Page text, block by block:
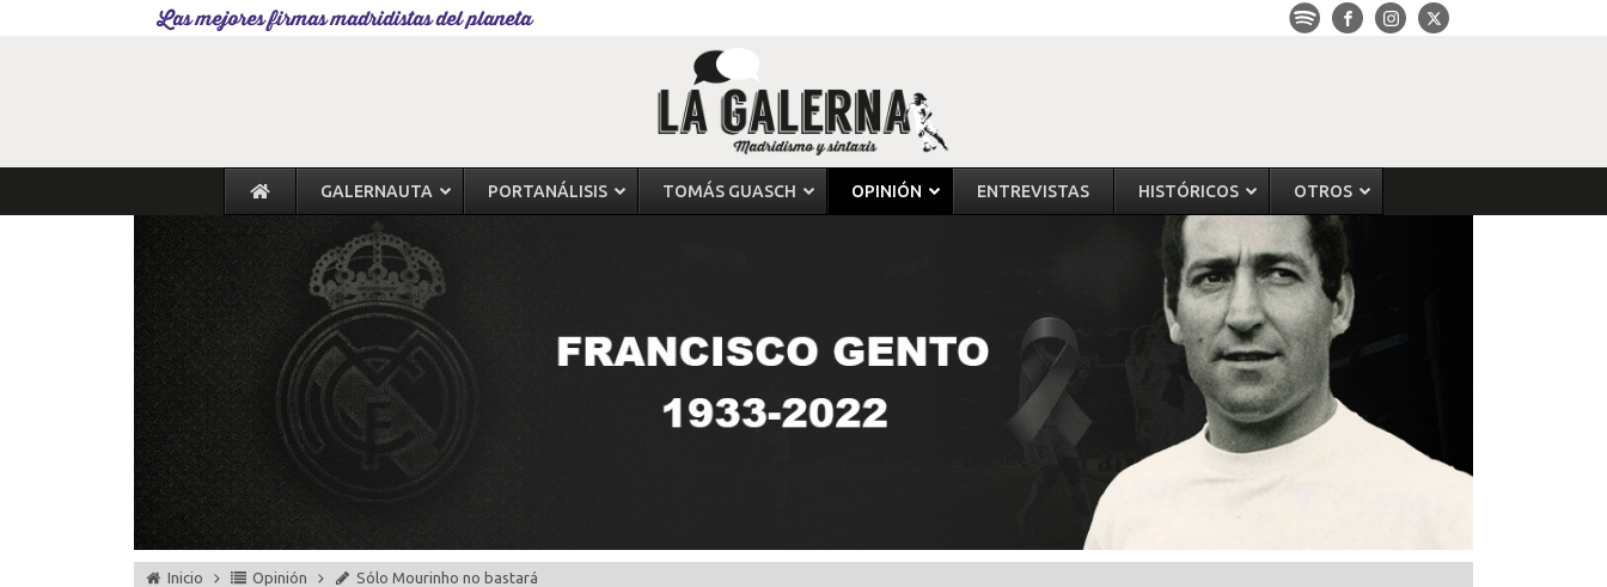
Las mejores firmas madridistas del planeta
GALERNAUTA PORTANÁLISIS TOMÁS GUASCH OPINIÓN ENTREVISTAS HISTÓRICOS OTROS
Inicio Opinión Sólo Mourinho no bastará